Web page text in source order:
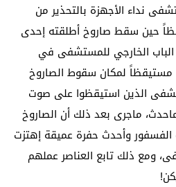
نداء الأجهزة بالتحذير من
حين سقط صاروخ أطلقته إحدى
الباب الخارجي للمستشفى في
مستيقظاً لمكان سقوط الصاروخ
الذين استيقظوا على صوت
ماحدث، ماجرى بعد ذلك أن الصاروخ
وأحدث حفرة عميقة إهتزت
ومع ذلك تابع العناصر عملهم